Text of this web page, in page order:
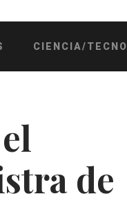
CIENCIA/TECNO
de